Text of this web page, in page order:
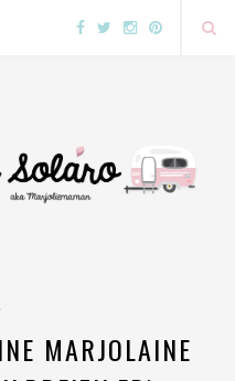
MARJOLAINE